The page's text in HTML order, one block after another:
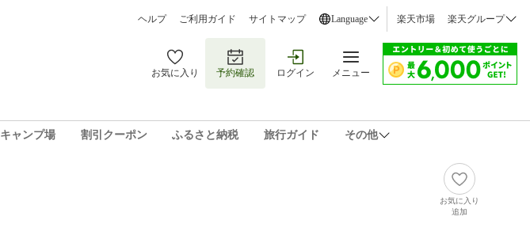
ヘルプ ご利用ガイド サイトマップ Language 楽天市場 楽天グループ
お気に入り 予約確認 ログイン メニュー
キャンプ場 割引クーポン ふるさと納税 旅行ガイド その他
お気に入り
追加